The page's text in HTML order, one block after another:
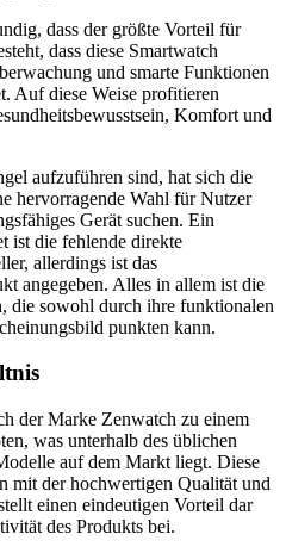
dass der größte Vorteil für
dass diese Smartwatch
und smarte Funktionen
Auf diese Weise profitieren
Komfort und
aufzuführen sind, hat sich die
hervorragende Wahl für Nutzer
Gerät suchen. Ein
ist die fehlende direkte
allerdings ist das
angegeben. Alles in allem ist die
die sowohl durch ihre funktionalen
punkten kann.
der Marke Zenwatch zu einem
was unterhalb des üblichen
auf dem Markt liegt. Diese
mit der hochwertigen Qualität und
einen eindeutigen Vorteil dar
des Produkts bei.